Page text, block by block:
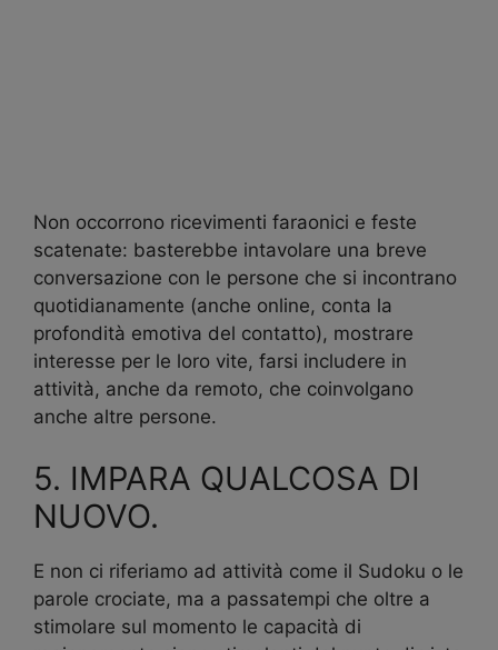
Non occorrono ricevimenti faraonici e feste
scatenate: basterebbe intavolare una breve
conversazione con le persone che si incontrano
quotidianamente (anche online, conta la
profondità emotiva del contatto), mostrare
interesse per le loro vite, farsi includere in
attività, anche da remoto, che coinvolgano
anche altre persone.
5. IMPARA QUALCOSA DI
NUOVO.
E non ci riferiamo ad attività come il Sudoku o le
parole crociate, ma a passatempi che oltre a
stimolare sul momento le capacità di